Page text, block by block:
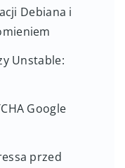
Debiana i
Unstable:
Google
przed